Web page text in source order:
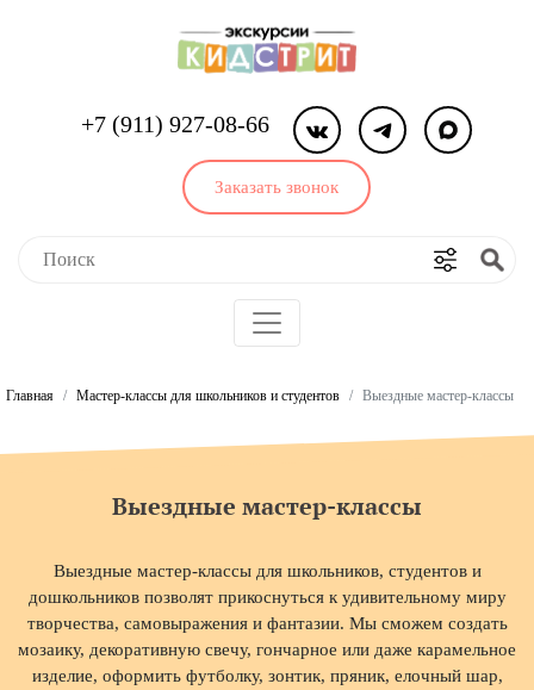
+7 (911) 927-08-66
Заказать звонок
Главная Мастер-классы для школьников и студентов Выездные мастер-классы
Выездные мастер-классы
Выездные мастер-классы для школьников, студентов и
дошкольников позволят прикоснуться к удивительному миру
творчества, самовыражения и фантазии. Мы сможем создать
мозаику, декоративную свечу, гончарное или даже карамельное
изделие, оформить футболку, зонтик, пряник, елочный шар,